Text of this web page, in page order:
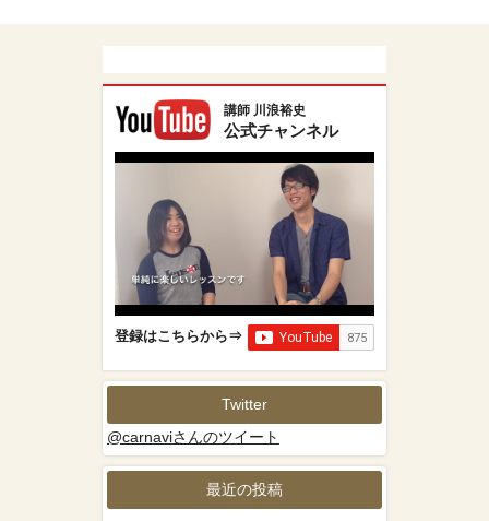
講師 川浪裕史
公式チャンネル
登録はこちらから⇒
Twitter
@carnaviさんのツイート
最近の投稿